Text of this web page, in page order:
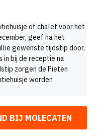
of chalet voor het
geef na het
gewenste tijdstip door,
bij de receptie na
zorgen de Pieten
worden
BIJ MOLECATEN